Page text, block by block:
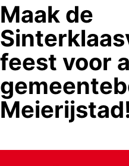
Maak de
feest voor